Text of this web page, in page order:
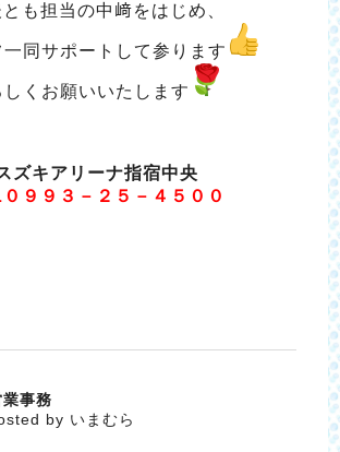
も担当の中﨑をはじめ、
一同サポートして参ります
しくお願いいたします
ズキアリーナ指宿中央
９９３－２５－４５００
ら
業事務
by いまむら